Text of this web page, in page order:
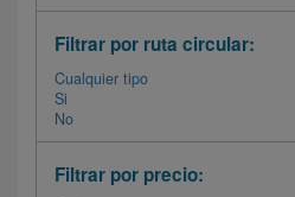
Filtrar por ruta circular:
Cualquier tipo
Si
No
Filtrar por precio: